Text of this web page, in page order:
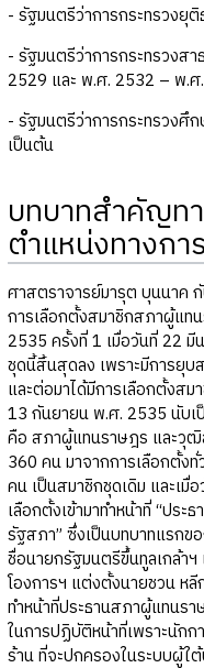
- รัฐมนตรีว่าการกระทรวง
- รัฐมนตรีว่าการกระทรวง
2529 และ พ.ศ. 2532 – พ.
- รัฐมนตรีว่าการกระทรวง
เป็นต้น
บทบาทสำคัญท
ตำแหน่งทางกา
ศาสตราจารย์มารุต บุนนาค
การเลือกตั้งสมาชิกสภาผู้แท
2535 ครั้งที่ 1 เมื่อวันที่ 22
ชุดนี้สิ้นสุดลง เพราะมีการยุ
และต่อมาได้มีการเลือกตั้งส
13 กันยายน พ.ศ. 2535 นับ
คือ สภาผู้แทนราษฎร และวุ
360 คน มาจากการเลือกตั้ง
คน เป็นสมาชิกชุดเดิม และเ
เลือกตั้งเข้ามาทำหน้าที่ “ปร
รัฐสภา” ซึ่งเป็นบทบาทแรกข
ชื่อนายกรัฐมนตรีขึ้นทูลเกล้า
โองการฯ แต่งตั้งนายชวน ห
ทำหน้าที่ประธานสภาผู้แทนร
ในการปฏิบัติหน้าที่เพราะนักก
ร้าน ที่จะปกครองในระบบผู้